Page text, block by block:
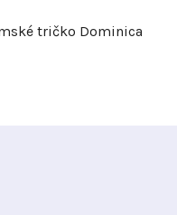
tričko Dominica